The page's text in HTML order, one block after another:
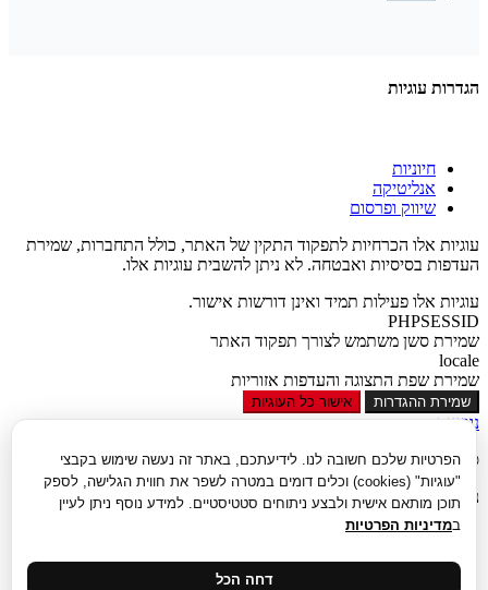
הפרטיות שלכם חשובה לנו. לידיעתכם, באתר זה נעשה שימוש בקבצי
"עוגיות" (cookies) וכלים דומים במטרה לשפר את חווית הגלישה, לספק
תוכן מותאם אישית ולבצע ניתוחים סטטיסטיים. למידע נוסף ניתן לעיין
במדיניות הפרטיות
דחה הכל
הגדרות עוגיות
חיוניות
אנליטיקה
שיווק ופרסום
עוגיות אלו הכרחיות לתפקוד התקין של האתר, כולל התחברות, שמירת
העדפות בסיסיות ואבטחה. לא ניתן להשבית עוגיות אלו.
עוגיות אלו פעילות תמיד ואינן דורשות אישור.
PHPSESSID
שמירת סשן משתמש לצורך תפקוד האתר
locale
שמירת שפת התצוגה והעדפות אזוריות
שמירת ההגדרות אישור כל העוגיות
נגישות
סגור
נגישות
הגדל טקסט